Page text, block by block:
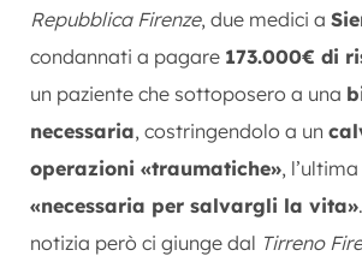
Repubblica Firenze, due medici a
condannati a pagare 173.000€ di
un paziente che sottoposero a una
necessaria, costringendolo a un
operazioni «traumatiche»,
«necessaria per salvargli la vita»
notizia però ci giunge dal Tirreno